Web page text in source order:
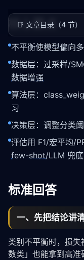
📑 文章目录（4 节）
核心要点
不平衡使模型偏向
数据层：过采样/
数据增强
算法层：
习
决策层：调整分类
评估用 F1/宏平均/
few-shot/LLM 兜底
标准回答
一、先把结论讲
类别不平衡时，损
数类」也能拿到高